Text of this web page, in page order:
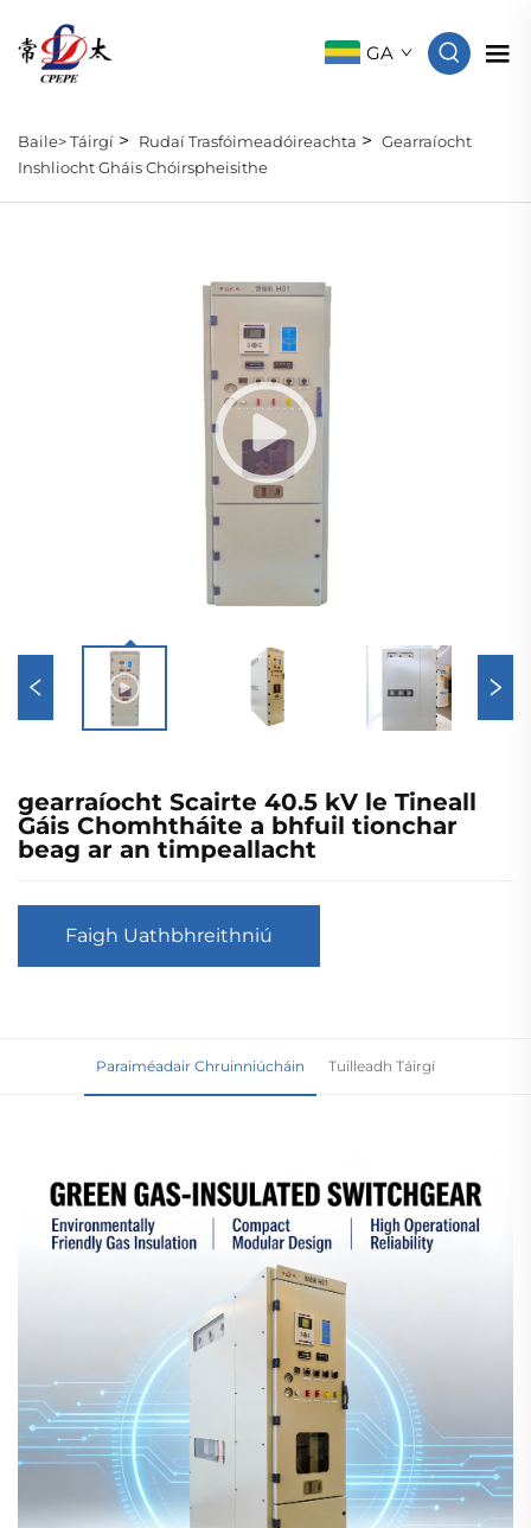
GA
Baile>Táirgí > Rudaí Trasfóimeadóireachta > Gearraíocht
Inshliocht Gháis Chóirspheisithe
gearraíocht Scairte 40.5 kV le Tineall
Gáis Chomhtháite a bhfuil tionchar
beag ar an timpeallacht
Faigh Uathbhreithniú
Paraiméadair Chruinniúcháin Tuilleadh Táirgí